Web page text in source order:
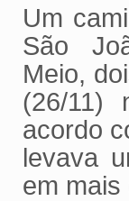
Um
São
Meio,
(26/11)
acordo
levava
em mais